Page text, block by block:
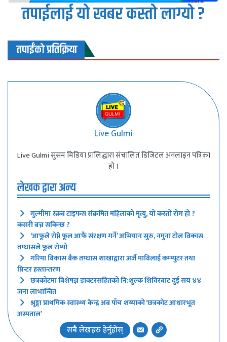
तपाईलाई यो खबर कस्तो लाग्यो ?
तपाईंको प्रतिक्रिया
Live Gulmi
Live Gulmi सुसम मिडिया प्रालिद्धारा संचालित डिजिटल अनलाइन पत्रिका
हो ।
लेखक द्वारा अन्य
गुल्मीमा स्क्रब टाइफस संक्रमित महिलाको मृत्यु, यो कस्तो रोग हो ?
कसरी बच्न सकिन्छ ?
‘आफूले रोप्ने फूल आफैं संरक्षण गर्ने’ अभियान सुरु, नमुना टोल विकास
तम्घासले फूल रोप्यो
गरिमा विकास बैंक तम्घास शाखाद्वारा अर्जै माविलाई कम्प्युटर तथा
प्रिन्टर हस्तान्तरण
छत्रकोटमा बिशेषज्ञ डाक्टरसहितको नि:शुल्क शिविरबाट दुई सय ४४
जना लाभान्वित
श्रृङ्गा प्राथमिक स्वास्थ्य केन्द्र अब पाँच शय्याको ‘छत्रकोट आधारभूत
अस्पताल’
सबै लेखहरु हेर्नुहोस्